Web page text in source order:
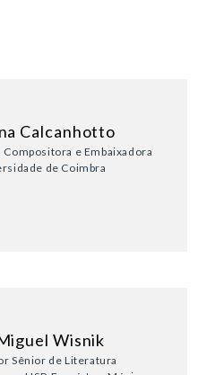
Calcanhotto
Compositora e Embaixadora
de Coimbra
Wisnik
Sênior de Literatura